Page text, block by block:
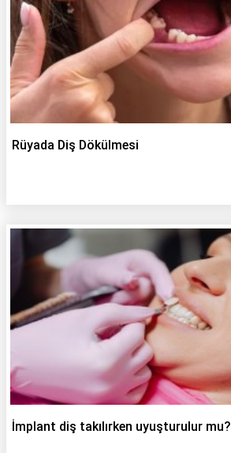
Rüyada Diş Dökülmesi
İmplant diş takılırken uyuşturulur mu?